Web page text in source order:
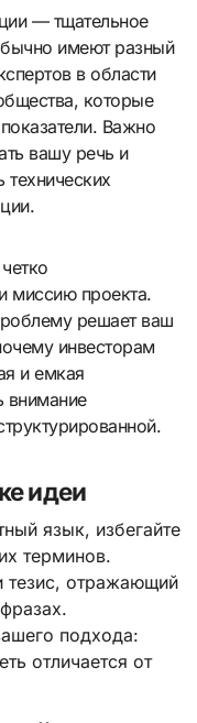
— тщательное
имеют разный
в области
которые
Важно
вашу речь и
технических
миссию проекта.
решает ваш
инвесторам
и емкая
внимание
идеи
язык, избегайте
терминов.
тезис, отражающий
подхода:
отличается от